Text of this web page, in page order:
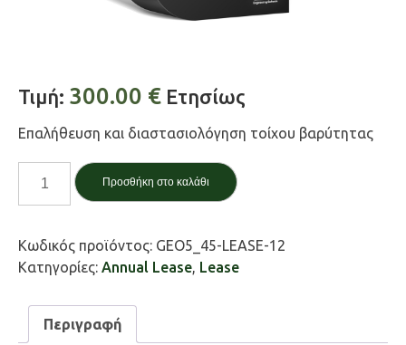
Τιμή: 300.00 € Ετησίως
Επαλήθευση και διαστασιολόγηση τοίχου βαρύτητας
βαρύτητας
Gravity
wall
Προσθήκη στο καλάθι
Κωδικός προϊόντος: GEO5_45-LEASE-12
Κατηγορίες: Annual Lease, Lease
Περιγραφή